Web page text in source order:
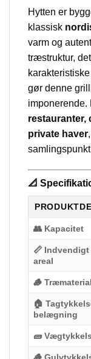
Hytten er
klassisk
varm og
træstruktur,
karakteristiske
gør denne
imponerende.
restauranter,
private haver
📐
👥 Kapacitet
📏 Indvendigt
areal
🪵
🏠
belægning
🧱